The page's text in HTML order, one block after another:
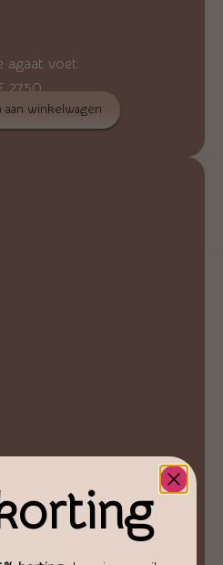
agaat voet
27,50
winkelwagen
op voet
€27,50